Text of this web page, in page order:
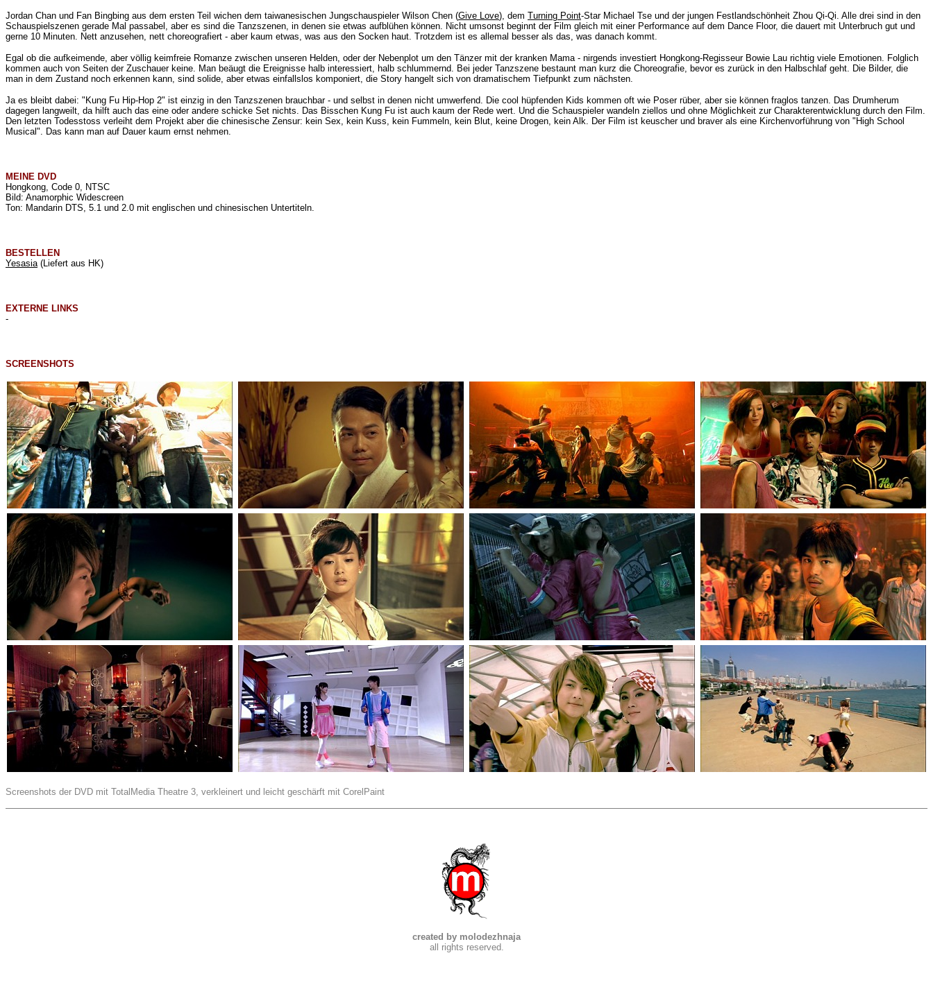
Jordan Chan und Fan Bingbing aus dem ersten Teil wichen dem taiwanesischen Jungschauspieler Wilson Chen (Give Love), dem Turning Point-Star Michael Tse und der jungen Festlandschönheit Zhou Qi-Qi. Alle drei sind in den
Schauspielszenen gerade Mal passabel, aber es sind die Tanzszenen, in denen sie etwas aufblühen können. Nicht umsonst beginnt der Film gleich mit einer Performance auf dem Dance Floor, die dauert mit Unterbruch gut und
gerne 10 Minuten. Nett anzusehen, nett choreografiert - aber kaum etwas, was aus den Socken haut. Trotzdem ist es allemal besser als das, was danach kommt.
Egal ob die aufkeimende, aber völlig keimfreie Romanze zwischen unseren Helden, oder der Nebenplot um den Tänzer mit der kranken Mama - nirgends investiert Hongkong-Regisseur Bowie Lau richtig viele Emotionen. Folglich
kommen auch von Seiten der Zuschauer keine. Man beäugt die Ereignisse halb interessiert, halb schlummernd. Bei jeder Tanzszene bestaunt man kurz die Choreografie, bevor es zurück in den Halbschlaf geht. Die Bilder, die
man in dem Zustand noch erkennen kann, sind solide, aber etwas einfallslos komponiert, die Story hangelt sich von dramatischem Tiefpunkt zum nächsten.
Ja es bleibt dabei: "Kung Fu Hip-Hop 2" ist einzig in den Tanzszenen brauchbar - und selbst in denen nicht umwerfend. Die cool hüpfenden Kids kommen oft wie Poser rüber, aber sie können fraglos tanzen. Das Drumherum
dagegen langweilt, da hilft auch das eine oder andere schicke Set nichts. Das Bisschen Kung Fu ist auch kaum der Rede wert. Und die Schauspieler wandeln ziellos und ohne Möglichkeit zur Charakterentwicklung durch den Film.
Den letzten Todesstoss verleiht dem Projekt aber die chinesische Zensur: kein Sex, kein Kuss, kein Fummeln, kein Blut, keine Drogen, kein Alk. Der Film ist keuscher und braver als eine Kirchenvorführung von "High School
Musical". Das kann man auf Dauer kaum ernst nehmen.
MEINE DVD
Hongkong, Code 0, NTSC
Bild: Anamorphic Widescreen
Ton: Mandarin DTS, 5.1 und 2.0 mit englischen und chinesischen Untertiteln.
BESTELLEN
Yesasia(Liefert aus HK)
EXTERNE LINKS
-
SCREENSHOTS
Screenshots der DVD mit TotalMedia Theatre 3, verkleinert und leicht geschärft mit CorelPaint
created by molodezhnaja
all rights reserved.